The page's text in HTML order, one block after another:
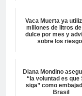
Vaca Muerta ya
millones de litros de
dulce por mes y
sobre los
Diana Mondino
“la voluntad es que
siga” como
Brasil